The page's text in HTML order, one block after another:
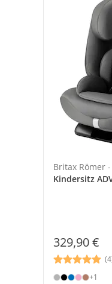
Britax Römer
Kindersitz
329,90 €
+1